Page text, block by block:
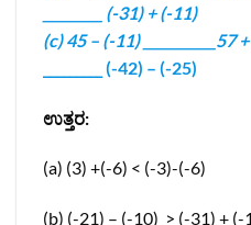
_________ (-31) + (-11)
(c) 45 – (-11)
_________ (-42) – (-25)
ಉತ್ತರ:
(a) (3) +(-6) < (-3)-(-6)
(b) (-21) – (-10) > (-31) + (-